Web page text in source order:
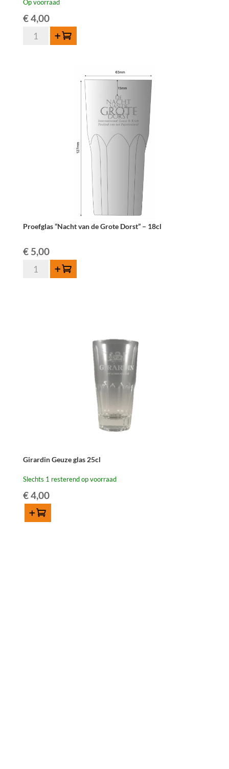
Op voorraad
€4,00
Lambiek
Toevoegen
Proefglas “Nacht van de Grote Dorst” – 18cl
€5,00
Proefglas
Toevoegen
Girardin Geuze glas 25cl
Slechts 1 resterend op voorraad
€4,00
Toevoegen